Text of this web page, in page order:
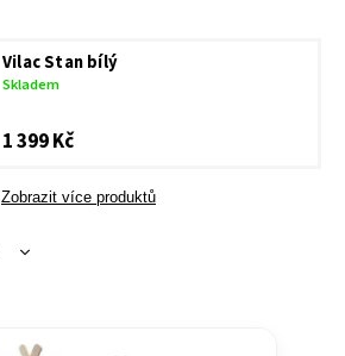
Vilac Stan bílý
Skladem
1 399 Kč
Zobrazit více produktů